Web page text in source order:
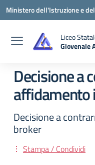
Vai ai contenuti
Vai al menu di navigazione
Vai al footer
Ministero dell'Istruzione e
Liceo
Giovenale
Decisione a
affidamento
Decisione a
broker
Stampa / Condividi